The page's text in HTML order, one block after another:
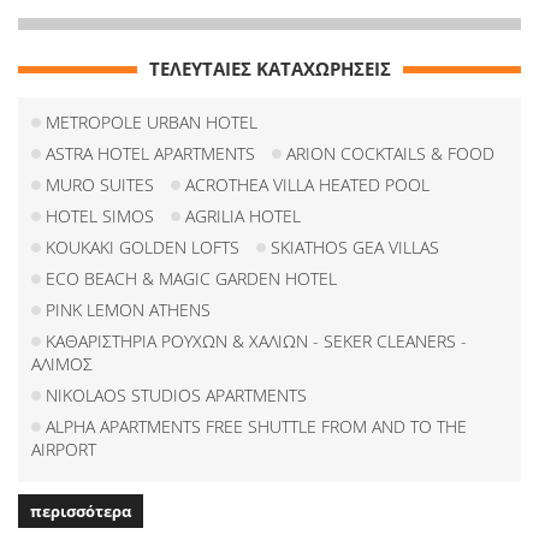
ΤΕΛΕΥΤΑΙΕΣ ΚΑΤΑΧΩΡΗΣΕΙΣ
METROPOLE URBAN HOTEL
ASTRA HOTEL APARTMENTS
ARION COCKTAILS & FOOD
MURO SUITES
ACROTHEA VILLA HEATED POOL
HOTEL SIMOS
AGRILIA HOTEL
KOUKAKI GOLDEN LOFTS
SKIATHOS GEA VILLAS
ECO BEACH & MAGIC GARDEN HOTEL
PINK LEMON ATHENS
ΚΑΘΑΡΙΣΤΗΡΙΑ ΡΟΥΧΩΝ & ΧΑΛΙΩΝ - SEKER CLEANERS -
ΑΛΙΜΟΣ
NIKOLAOS STUDIOS APARTMENTS
ALPHA APARTMENTS FREE SHUTTLE FROM AND TO THE
AIRPORT
περισσότερα